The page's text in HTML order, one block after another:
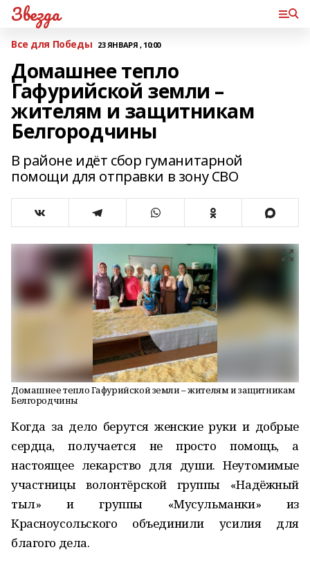
Звезда
Все для Победы 23 ЯНВАРЯ , 10:00
Домашнее тепло
Гафурийской земли –
жителям и защитникам
Белгородчины
В районе идёт сбор гуманитарной
помощи для отправки в зону СВО
Домашнее тепло Гафурийской земли – жителям и защитникам
Белгородчины
Когда за дело берутся женские руки и добрые
сердца, получается не просто помощь, а
настоящее лекарство для души. Неутомимые
участницы волонтёрской группы «Надёжный
тыл» и группы «Мусульманки» из
Красноусольского объединили усилия для
благого дела.